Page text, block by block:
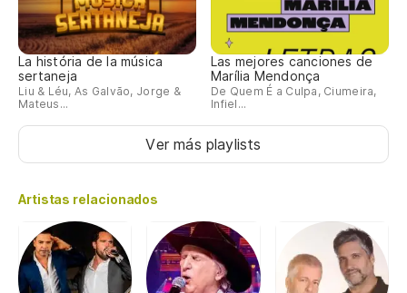
La história de la música
sertaneja
Liu & Léu, As Galvão, Jorge &
Mateus...
Las mejores canciones de
Marília Mendonça
De Quem É a Culpa, Ciumeira,
Infiel...
Ver más playlists
Artistas relacionados